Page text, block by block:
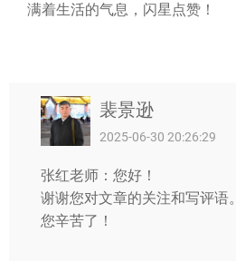
满着生活的气息，闪星点赞！
裴景逊
2025-06-30 20:26:29
张红老师：您好！
谢谢您对文章的关注和写评语。
您辛苦了！